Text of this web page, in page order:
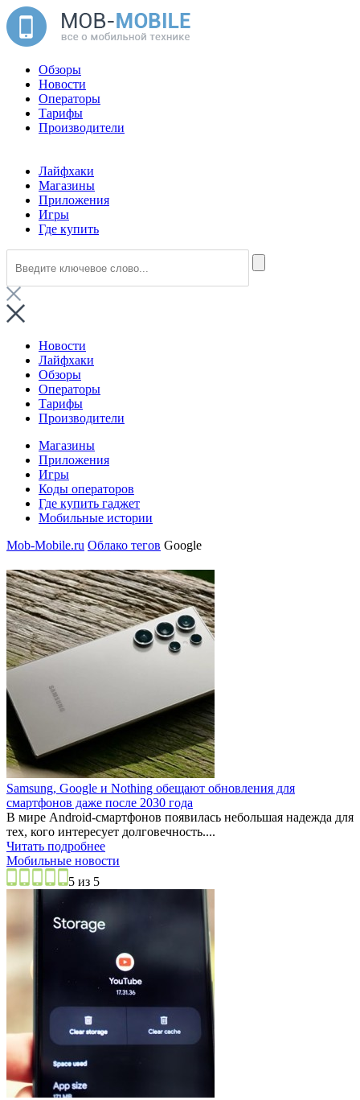
Обзоры
Новости
Операторы
Тарифы
Производители
Лайфхаки
Магазины
Приложения
Игры
Где купить
Новости
Лайфхаки
Обзоры
Операторы
Тарифы
Производители
Магазины
Приложения
Игры
Коды операторов
Где купить гаджет
Мобильные истории
Mob-Mobile.ru Облако тегов Google
Samsung, Google и Nothing обещают обновления для
смартфонов даже после 2030 года
В мире Android-смартфонов появилась небольшая надежда для
тех, кого интересует долговечность....
Читать подробнее
Мобильные новости
5 из 5